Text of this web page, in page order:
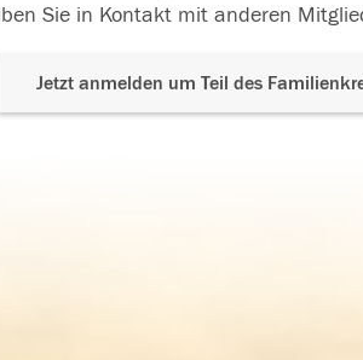
Sie in Kontakt mit anderen
Jetzt anmelden um Teil des